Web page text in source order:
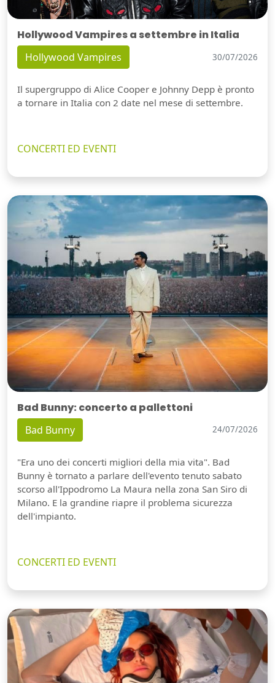
Hollywood Vampires a settembre in Italia
Hollywood Vampires 30/07/2026
Il supergruppo di Alice Cooper e Johnny Depp è pronto
a tornare in Italia con 2 date nel mese di settembre.
CONCERTI ED EVENTI
Bad Bunny: concerto a pallettoni
Bad Bunny 24/07/2026
"Era uno dei concerti migliori della mia vita". Bad
Bunny è tornato a parlare dell'evento tenuto sabato
scorso all'Ippodromo La Maura nella zona San Siro di
Milano. E la grandine riapre il problema sicurezza
dell'impianto.
CONCERTI ED EVENTI